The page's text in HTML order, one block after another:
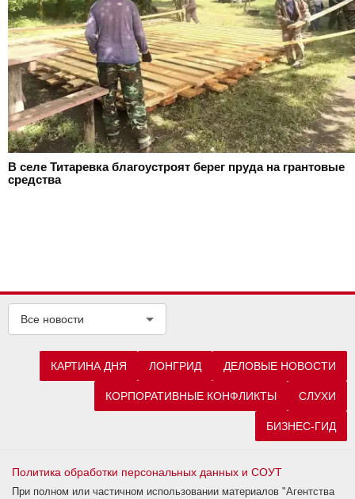
В селе Титаревка благоустроят берег пруда на грантовые
средства
Все новости
КАРТИНА ДНЯ ЛОНГРИД ДЕЛОВЫЕ НОВОСТИ
КОРПОРАТИВНЫЕ КОНФЛИКТЫ СЛУХИ
БИЗНЕС-ГИД
Политика обработки персональных данных и СОУТ
При полном или частичном использовании материалов "Агентства